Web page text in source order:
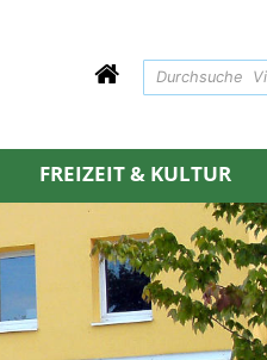
FREIZEIT & KULTUR